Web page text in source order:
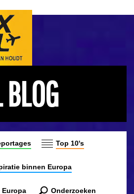
Top 10's
binnen Europa
Onderzoeken